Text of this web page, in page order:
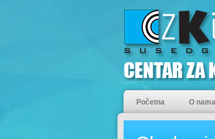
Početna O nama